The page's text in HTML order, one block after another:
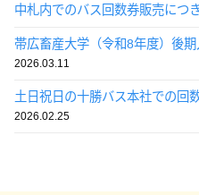
中札内でのバス回数券販売につ
帯広畜産大学（令和8年度）後
2026.03.11
土日祝日の十勝バス本社での回
2026.02.25